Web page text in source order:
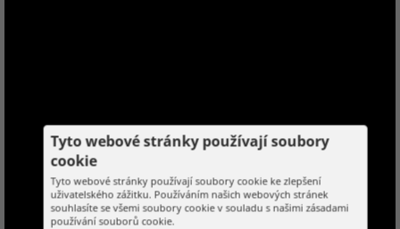
Tyto webové stránky používají soubory
cookie
Tyto webové stránky používají soubory cookie ke zlepšení
uživatelského zážitku. Používáním našich webových stránek
souhlasíte se všemi soubory cookie v souladu s našimi zásadami
používání souborů cookie.